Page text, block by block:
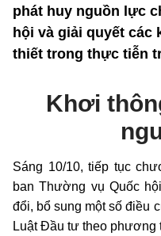
phát huy nguồn lực
hội và giải quyết các
thiết trong thực tiễn
Khơi
Sáng 10/10, tiếp tục
ban Thường vụ Quốc
đổi, bổ sung một số điều
Luật Đầu tư theo phương